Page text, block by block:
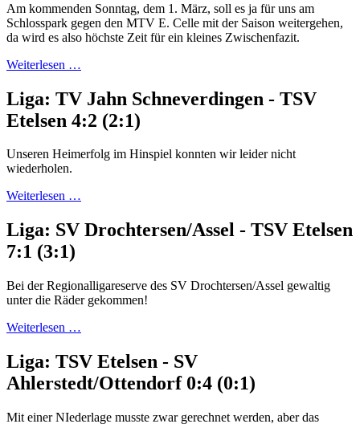
Am kommenden Sonntag, dem 1. März, soll es ja für uns am
Schlosspark gegen den MTV E. Celle mit der Saison weitergehen,
da wird es also höchste Zeit für ein kleines Zwischenfazit.
Weiterlesen …
Liga: TV Jahn Schneverdingen - TSV
Etelsen 4:2 (2:1)
Unseren Heimerfolg im Hinspiel konnten wir leider nicht
wiederholen.
Weiterlesen …
Liga: SV Drochtersen/Assel - TSV Etelsen
7:1 (3:1)
Bei der Regionalligareserve des SV Drochtersen/Assel gewaltig
unter die Räder gekommen!
Weiterlesen …
Liga: TSV Etelsen - SV
Ahlerstedt/Ottendorf 0:4 (0:1)
Mit einer NIederlage musste zwar gerechnet werden, aber das